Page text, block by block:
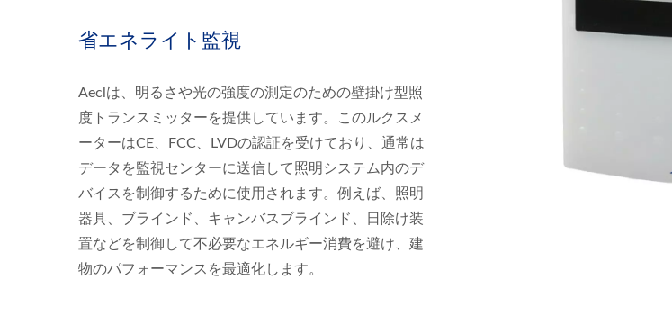
省エネライト監視
Aeclは、明るさや光の強度の測定のための壁掛け型照
度トランスミッターを提供しています。このルクスメ
ーターはCE、FCC、LVDの認証を受けており、通常は
データを監視センターに送信して照明システム内のデ
バイスを制御するために使用されます。例えば、照明
器具、ブラインド、キャンバスブラインド、日除け装
置などを制御して不必要なエネルギー消費を避け、建
物のパフォーマンスを最適化します。